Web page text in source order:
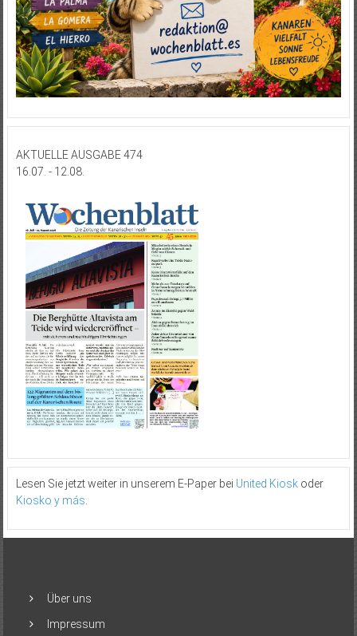
AKTUELLE AUSGABE 474
16.07. - 12.08.
Lesen Sie jetzt weiter in unserem E-Paper bei United Kioskoder
Kiosko y más
Über uns
Impressum